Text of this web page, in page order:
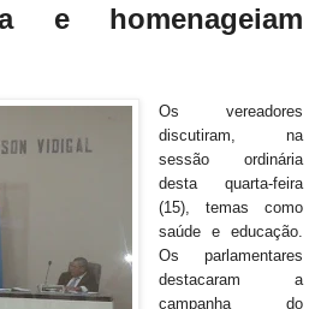
e homenageiam
Os vereadores
discutiram, na
sessão ordinária
desta quarta-feira
(15), temas como
saúde e educação.
Os parlamentares
destacaram a
campanha do